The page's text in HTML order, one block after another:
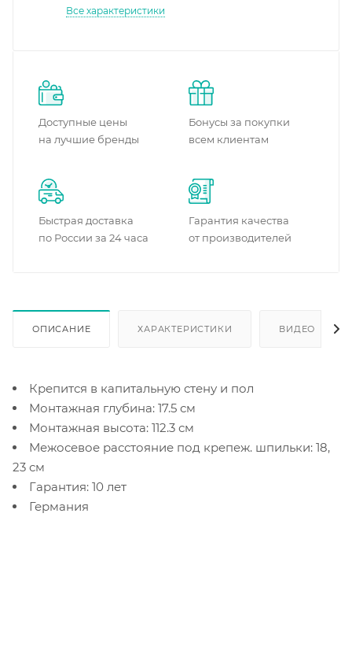
Все характеристики
Доступные цены
на лучшие бренды
Бонусы за покупки
всем клиентам
Быстрая доставка
по России за 24 часа
Гарантия качества
от производителей
ОПИСАНИЕ ХАРАКТЕРИСТИКИ ВИДЕО
Крепится в капитальную стену и пол
Монтажная глубина: 17.5 см
Монтажная высота: 112.3 см
Межосевое расстояние под крепеж. шпильки: 18,
23 см
Гарантия: 10 лет
Германия